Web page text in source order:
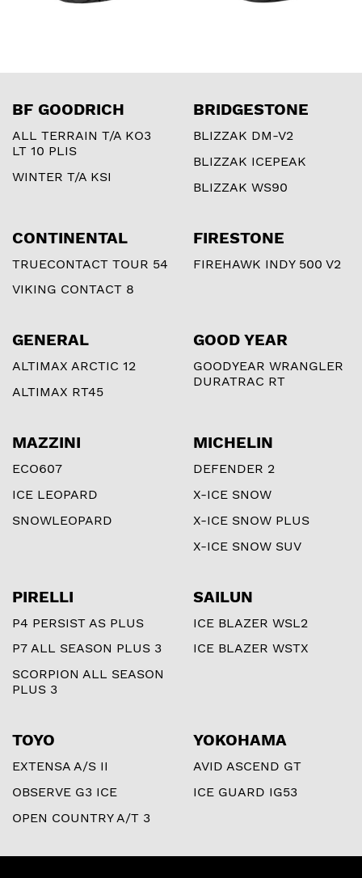
BF GOODRICH
ALL TERRAIN T/A KO3
LT 10 PLIS
WINTER T/A KSI
BRIDGESTONE
BLIZZAK DM-V2
BLIZZAK ICEPEAK
BLIZZAK WS90
CONTINENTAL
TRUECONTACT TOUR 54
VIKING CONTACT 8
FIRESTONE
FIREHAWK INDY 500 V2
GENERAL
ALTIMAX ARCTIC 12
ALTIMAX RT45
GOOD YEAR
GOODYEAR WRANGLER
DURATRAC RT
MAZZINI
ECO607
ICE LEOPARD
SNOWLEOPARD
MICHELIN
DEFENDER 2
X-ICE SNOW
X-ICE SNOW PLUS
X-ICE SNOW SUV
PIRELLI
P4 PERSIST AS PLUS
P7 ALL SEASON PLUS 3
SCORPION ALL SEASON
PLUS 3
SAILUN
ICE BLAZER WSL2
ICE BLAZER WSTX
TOYO
EXTENSA A/S II
OBSERVE G3 ICE
OPEN COUNTRY A/T 3
YOKOHAMA
AVID ASCEND GT
ICE GUARD IG53